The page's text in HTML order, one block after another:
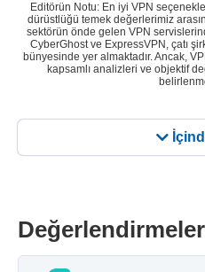
Editörün Notu: En iyi VPN
dürüstlüğü temek değerlerimiz
sektörün önde gelen VPN
CyberGhost ve ExpressVPN, çatı
bünyesinde yer almaktadır. Ancak,
kapsamlı analizleri ve objektif
Değerlendirmeler